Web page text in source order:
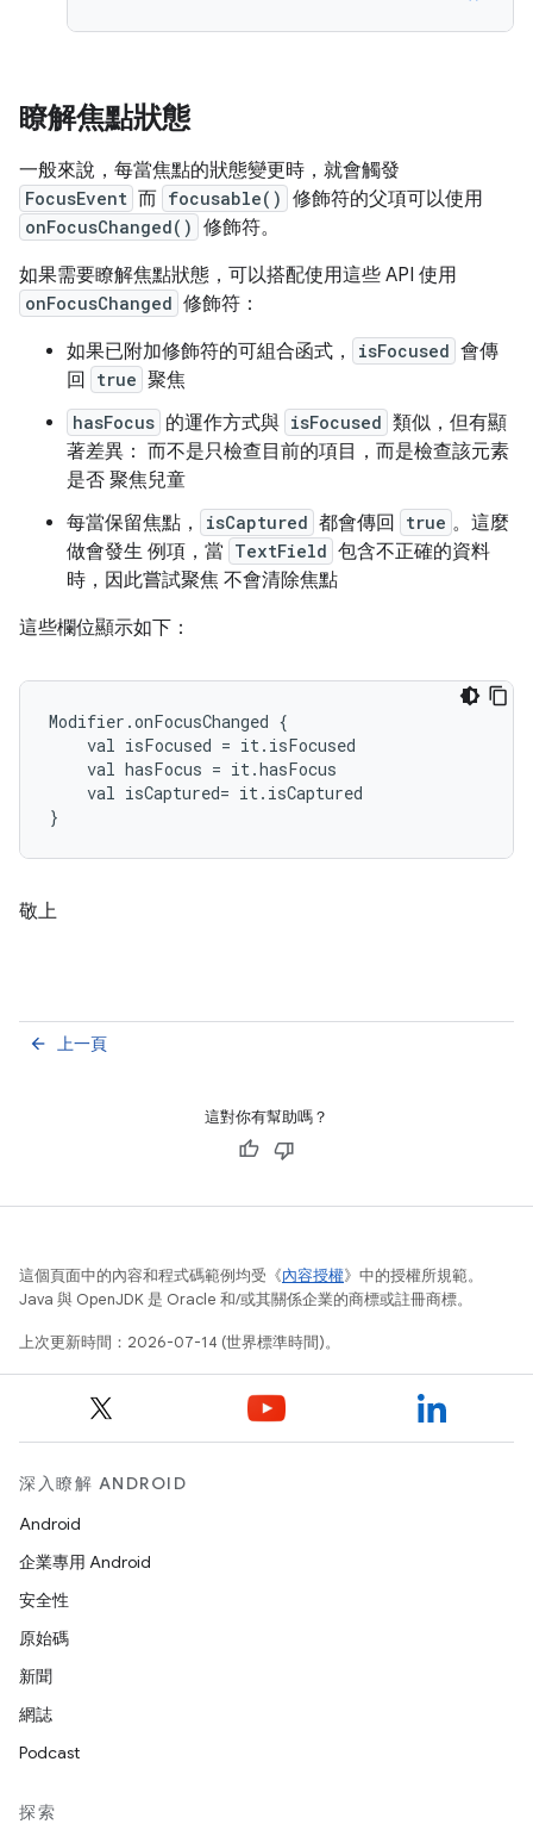
瞭解焦點狀態
一般來說，每當焦點的狀態變更時，就會觸發
FocusEvent 而 focusable() 修飾符的父項可以使用
onFocusChanged() 修飾符。
如果需要瞭解焦點狀態，可以搭配使用這些 API 使用
onFocusChanged 修飾符：
如果已附加修飾符的可組合函式，
isFocused 會傳
回
true 聚焦
hasFocus 的運作方式與 isFocused 類似，但有顯
著差異： 而不是只檢查目前的項目，而是檢查該元素
是否 聚焦兒童
每當保留焦點，
isCaptured 都會傳回 true 。這麼
做會發生 例項，當 TextField 包含不正確的資料
時，因此嘗試聚焦 不會清除焦點
這些欄位顯示如下：
Modifier.onFocusChanged {
    val isFocused = it.isFocused
    val hasFocus = it.hasFocus
    val isCaptured= it.isCaptured
敬上
上一頁
arrow_back
這對你有幫助嗎？
這個頁面中的內容和程式碼範例均受《內容授權》中的授權所規範。
Java 與 OpenJDK 是 Oracle 和/或其關係企業的商標或註冊商標。
上次更新時間：2026-07-14 (世界標準時間)。
深入瞭解 ANDROID
Android
企業專用 Android
安全性
原始碼
新聞
網誌
Podcast
探索